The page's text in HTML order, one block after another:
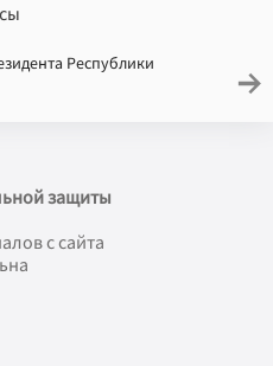
Республики
защиты
с сайта